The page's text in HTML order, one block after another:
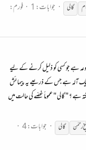
گالی جوابات: 1
فورم:
ہے جو کسی کو ذلیل کرنے کے لیے
آلہ ہے جس کے ذریعے یہ پیمائش
ہے ؟ " گالی " عموماً غصّے کی حالت میں
رحمٰن گالی
جوابات: 4